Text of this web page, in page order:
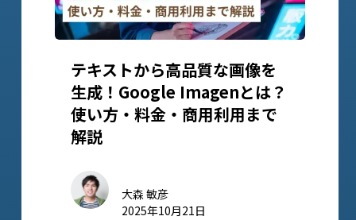
テキストから高品質な画像を
生成！Google Imagenとは？
使い方・料金・商用利用まで
解説
大森 敏彦
2025年10月21日